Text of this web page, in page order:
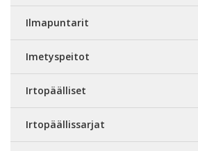
Ilmapuntarit
Imetyspeitot
Irtopäälliset
Irtopäällissarjat